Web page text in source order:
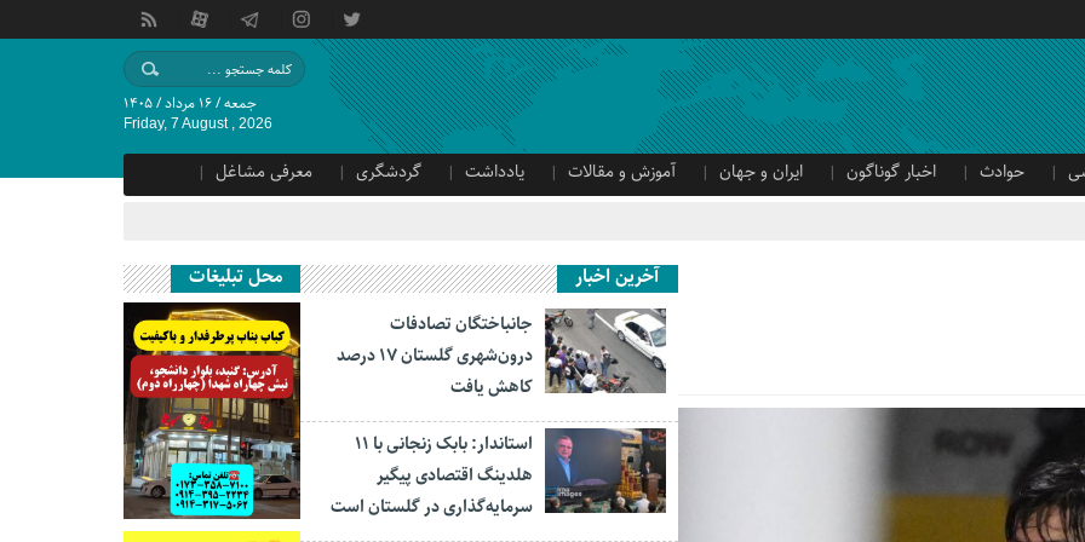
جمعه / ۱۶ مرداد / ۱۴۰۵
Friday, 7 August , 2026
حوادث اخبار گوناگون ایران و جهان آموزش و مقالات یادداشت گردشگری
معرفی مشاغل
آخرین اخبار
جانباختگان تصادفات
درون‌شهری گلستان ۱۷ درصد
کاهش یافت
استاندار: بابک زنجانی با ۱۱
هلدینگ اقتصادی پیگیر
سرمایه‌گذاری در گلستان است
محل تبلیغات